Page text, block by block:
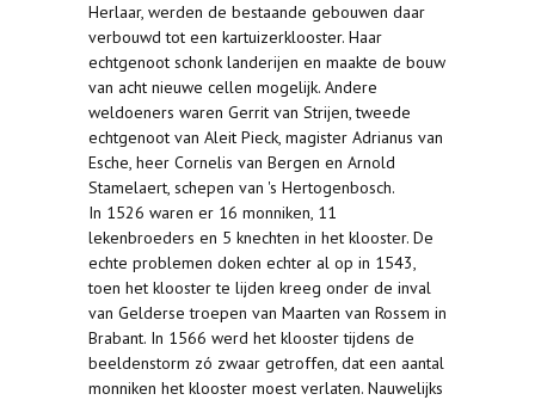
Herlaar, werden de bestaande gebouwen daar
verbouwd tot een kartuizerklooster. Haar
echtgenoot schonk landerijen en maakte de bouw
van acht nieuwe cellen mogelijk. Andere
weldoeners waren Gerrit van Strijen, tweede
echtgenoot van Aleit Pieck, magister Adrianus van
Esche, heer Cornelis van Bergen en Arnold
Stamelaert, schepen van 's Hertogenbosch.
In 1526 waren er 16 monniken, 11
lekenbroeders en 5 knechten in het klooster. De
echte problemen doken echter al op in 1543,
toen het klooster te lijden kreeg onder de inval
van Gelderse troepen van Maarten van Rossem in
Brabant. In 1566 werd het klooster tijdens de
beeldenstorm zó zwaar getroffen, dat een aantal
monniken het klooster moest verlaten. Nauwelijks